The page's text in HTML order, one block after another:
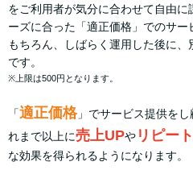
をご利用者が気分に合わせて自由
ーズに合った「適正価格」でのサー
もちろん、しばらく運用した後に
です。
※上限は500円となります。
「適正価格」でサービス提供をし
れまで以上に売上UPや リピー
な効果を得られるようになります。